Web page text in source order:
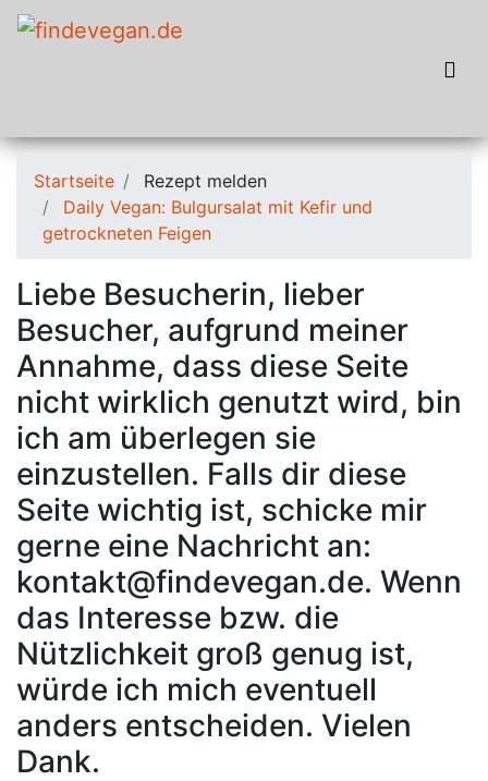
Startseite
Rezept melden
Daily Vegan: Bulgursalat mit Kefir und
getrockneten Feigen
Liebe Besucherin, lieber
Besucher, aufgrund meiner
Annahme, dass diese Seite
nicht wirklich genutzt wird, bin
ich am überlegen sie
einzustellen. Falls dir diese
Seite wichtig ist, schicke mir
gerne eine Nachricht an:
kontakt@findevegan.de. Wenn
das Interesse bzw. die
Nützlichkeit groß genug ist,
würde ich mich eventuell
anders entscheiden. Vielen
Dank.